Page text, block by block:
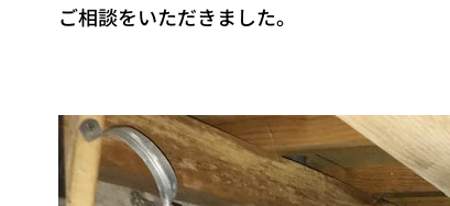
ご相談をいただきました。